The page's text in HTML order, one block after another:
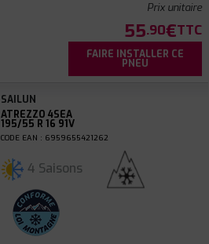
Prix unitaire
55.90€TTC
FAIRE INSTALLER CE
PNEU
SAILUN
ATREZZO 4SEA
195/55 R 16 91V
CODE EAN : 6959655421262
4 Saisons